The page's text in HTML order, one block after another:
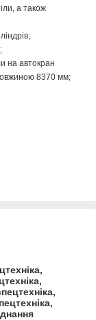
а також
на автокран
8370 мм;